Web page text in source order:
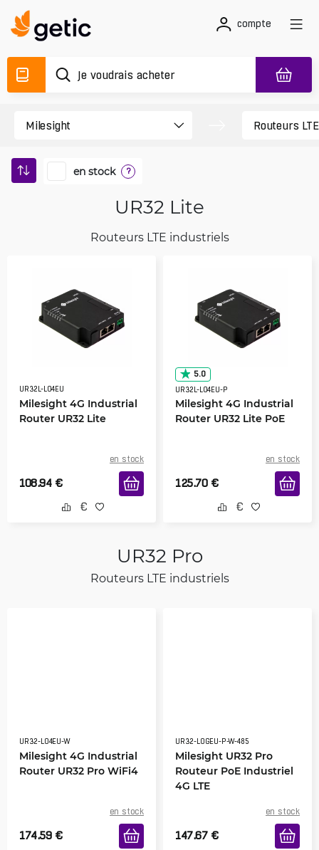
compte
en stock ?
UR32 Lite
Routeurs LTE industriels
UR32L-L04EU
Milesight 4G Industrial
Router UR32 Lite
en stock
108.94 €
5.0
UR32L-L04EU-P
Milesight 4G Industrial
Router UR32 Lite PoE
en stock
125.70 €
UR32 Pro
Routeurs LTE industriels
UR32-L04EU-W
Milesight 4G Industrial
Router UR32 Pro WiFi4
en stock
174.59 €
UR32-L0GEU-P-W-485
Milesight UR32 Pro
Routeur PoE Industriel
4G LTE
en stock
147.67 €